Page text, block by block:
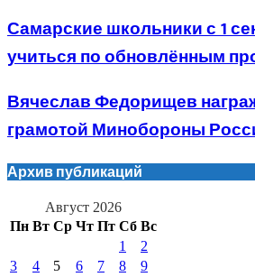
Самарские школьники с 1
учиться по обновлённым
Вячеслав Федорищев
грамотой Минобороны
Архив публикаций
Август 2026
Пн Вт Ср Чт Пт Сб Вс
1
2
3
4 5 6 7 8
9